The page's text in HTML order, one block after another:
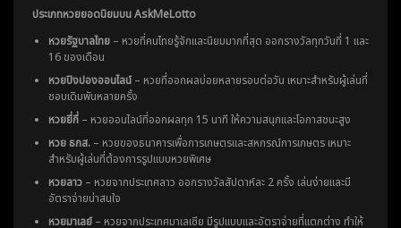
ประเภทหวยยอดนิยมบน AskMeLotto
หวยรัฐบาลไทย– หวยที่คนไทยรู้จักและนิยมมากที่สุด ออกรางวัลทุกวันที่ 1 และ
16 ของเดือน
หวยปิงปองออนไลน์– หวยที่ออกผลบ่อยหลายรอบต่อวัน เหมาะสำหรับผู้เล่นที่
ชอบเดิมพันหลายครั้ง
หวยยี่กี่– หวยออนไลน์ที่ออกผลทุก 15 นาที ให้ความสนุกและโอกาสชนะสูง
หวย ธกส.– หวยของธนาคารเพื่อการเกษตรและสหกรณ์การเกษตร เหมาะ
สำหรับผู้เล่นที่ต้องการรูปแบบหวยพิเศษ
หวยลาว– หวยจากประเทศลาว ออกรางวัลสัปดาห์ละ 2 ครั้ง เล่นง่ายและมี
อัตราจ่ายน่าสนใจ
หวยมาเลย์– หวยจากประเทศมาเลเซีย มีรูปแบบและอัตราจ่ายที่แตกต่าง ทำให้